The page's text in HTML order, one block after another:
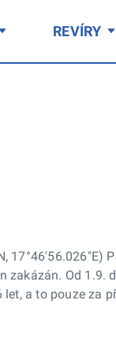
REVÍRY
Od
a to pouze za